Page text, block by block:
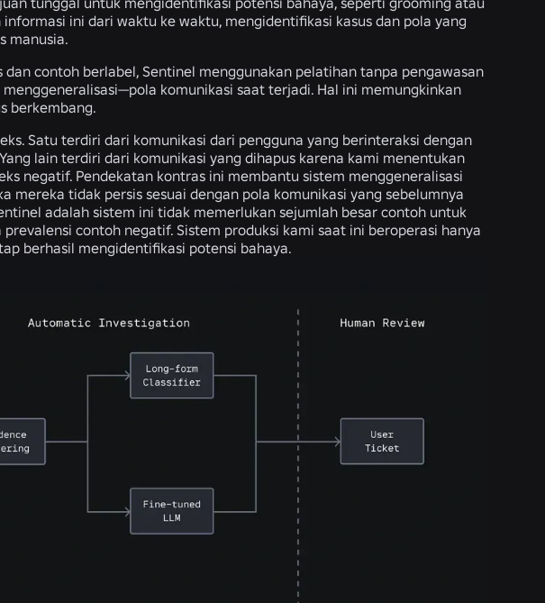
ini dari waktu ke waktu, mengidentifikasi kasus dan pola yang
manusia.
contoh berlabel, Sentinel menggunakan pelatihan tanpa pengawasan
komunikasi saat terjadi. Hal ini memungkinkan
berkembang.
Satu terdiri dari komunikasi dari pengguna yang berinteraksi dengan
lain terdiri dari komunikasi yang dihapus karena kami menentukan
negatif. Pendekatan kontras ini membantu sistem menggeneralisasi
mereka tidak persis sesuai dengan pola komunikasi yang sebelumnya
adalah sistem ini tidak memerlukan sejumlah besar contoh untuk
contoh negatif. Sistem produksi kami saat ini beroperasi hanya
berhasil mengidentifikasi potensi bahaya.